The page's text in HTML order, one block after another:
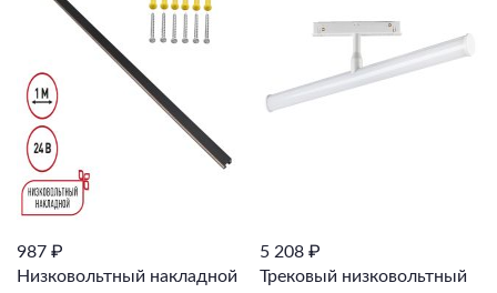
987 ₽
Низковольтный накладной
5 208 ₽
Трековый низковольтный